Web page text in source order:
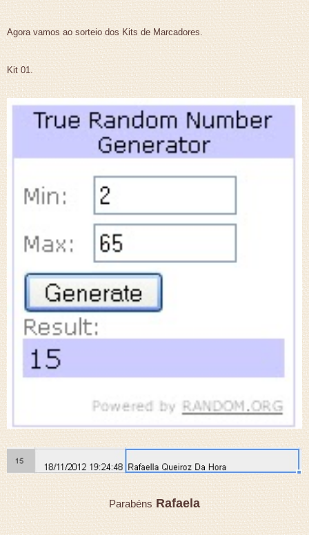
Agora vamos ao sorteio dos Kits de Marcadores.
Kit 01.
Parabéns Rafaela